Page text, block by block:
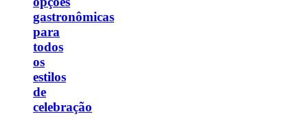
gastronômicas
para
todos
os
estilos
de
celebração